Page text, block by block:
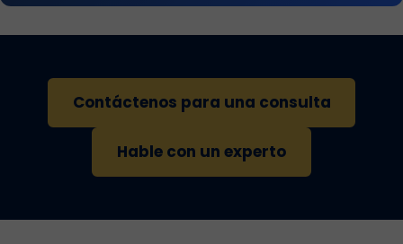
Contáctenos para una consulta
Hable con un experto